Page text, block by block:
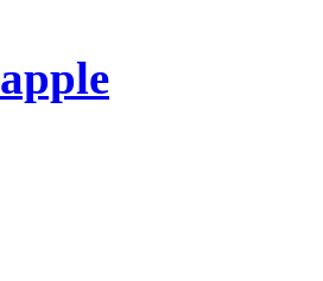
רקע של apple